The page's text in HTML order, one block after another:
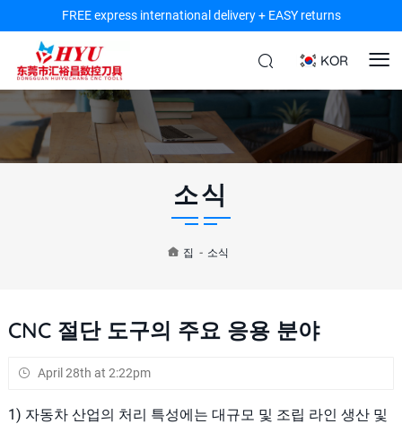
FREE express international delivery + EASY returns
KOR
소식
집 - 소식
CNC 절단 도구의 주요 응용 분야
April 28th at 2:22pm
1) 자동차 산업의 처리 특성에는 대규모 및 조립 라인 생산 및